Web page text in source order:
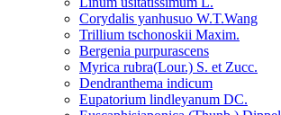
Corydalis yanhusuo W.T.Wang
Trillium tschonoskii Maxim.
Bergenia purpurascens
Myrica rubra(Lour.) S. et Zucc.
Dendranthema indicum
Eupatorium lindleyanum DC.